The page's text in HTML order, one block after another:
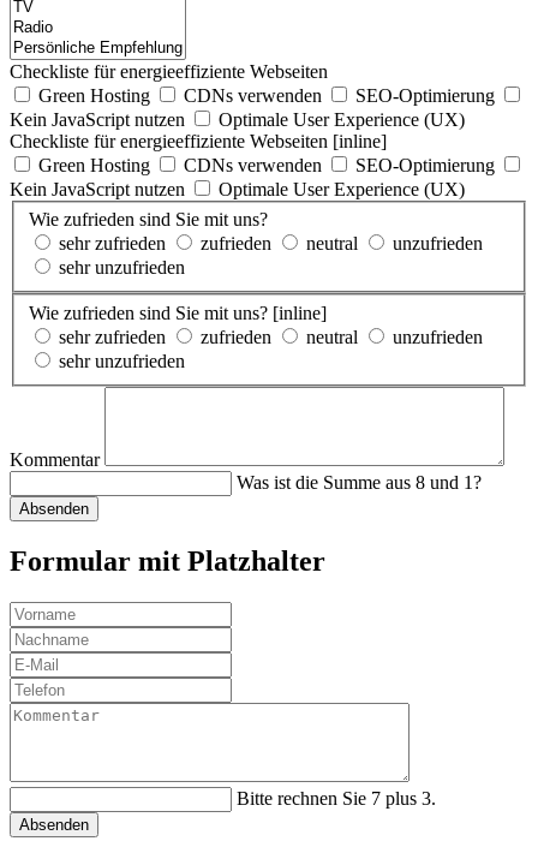
Checkliste für energieeffiziente Webseiten
Green Hosting
CDNs verwenden
SEO-Optimierung
Kein JavaScript nutzen
Optimale User Experience (UX)
Checkliste für energieeffiziente Webseiten [inline]
Green Hosting
CDNs verwenden
SEO-Optimierung
Kein JavaScript nutzen
Optimale User Experience (UX)
Wie zufrieden sind Sie mit uns?
sehr zufrieden
zufrieden neutral
unzufrieden
sehr unzufrieden
Wie zufrieden sind Sie mit uns? [inline]
sehr zufrieden
zufrieden neutral
unzufrieden
sehr unzufrieden
Kommentar
Was ist die Summe aus 8 und 1?
Absenden
Formular mit Platzhalter
Bitte rechnen Sie 7 plus 3.
Absenden